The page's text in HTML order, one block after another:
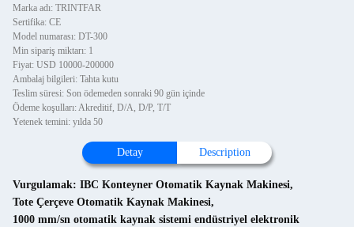
Marka adı: TRINTFAR
Sertifika: CE
Model numarası: DT-300
Min sipariş miktarı: 1
Fiyat: USD 10000-200000
Ambalaj bilgileri: Tahta kutu
Teslim süresi: Son ödemeden sonraki 90 gün içinde
Ödeme koşulları: Akreditif, D/A, D/P, T/T
Yetenek temini: yılda 50
Detay Description
Vurgulamak: IBC Konteyner Otomatik Kaynak Makinesi,
Tote Çerçeve Otomatik Kaynak Makinesi,
1000 mm/sn otomatik kaynak sistemi endüstriyel elektronik